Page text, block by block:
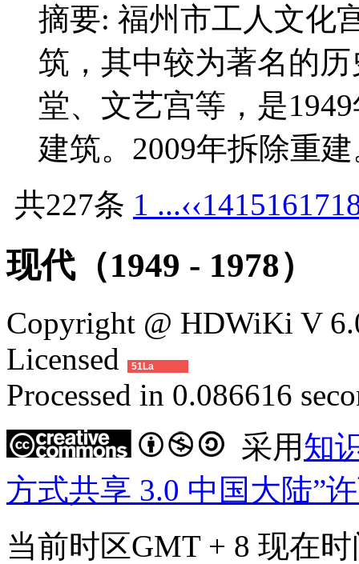
摘要: 福州市工人文化
筑，其中较为著名的
堂、文艺宫等，是
建筑。2009年拆除重
共227条 1 ...‹‹14151617
现代（1949 - 1978）
Copyright @ HDWiKi V
Licensed
51La
Processed in 0.086616
采用知
方式共享 3.0 中国大陆”
当前时区GMT + 8 现在